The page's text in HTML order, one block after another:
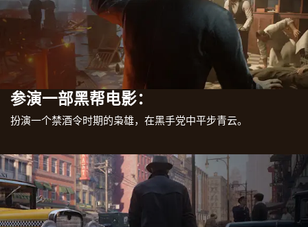
参演一部黑帮电影：
扮演一个禁酒令时期的枭雄，在黑手党中平步青云。